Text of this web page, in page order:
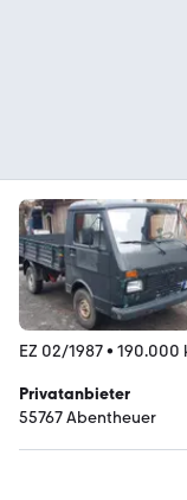
EZ 02/1987• 190.000
Privatanbieter
55767 Abentheuer